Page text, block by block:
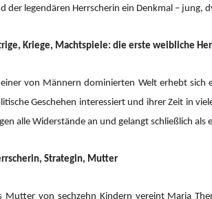
der legendären Herrscherin ein Denkmal – jung,
Kriege, Machtspiele: die erste weibliche
von Männern dominierten Welt erhebt sich
Geschehen interessiert und ihrer Zeit in
alle Widerstände an und gelangt schließlich
Strategin, Mutter
Mutter von sechzehn Kindern vereint Maria